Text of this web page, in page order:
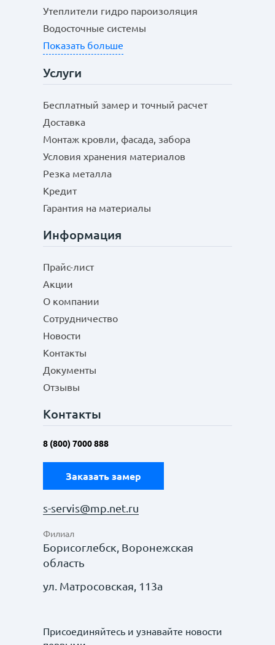
Утеплители гидро пароизоляция
Водосточные системы
Показать больше
Услуги
Бесплатный замер и точный расчет
Доставка
Монтаж кровли, фасада, забора
Условия хранения материалов
Резка металла
Кредит
Гарантия на материалы
Информация
Прайс-лист
Акции
О компании
Сотрудничество
Новости
Контакты
Документы
Отзывы
Контакты
8 (800) 7000 888
Заказать замер
s-servis@mp.net.ru
Филиал
Борисоглебск, Воронежская
область
ул. Матросовская, 113а
Присоединяйтесь и узнавайте новости